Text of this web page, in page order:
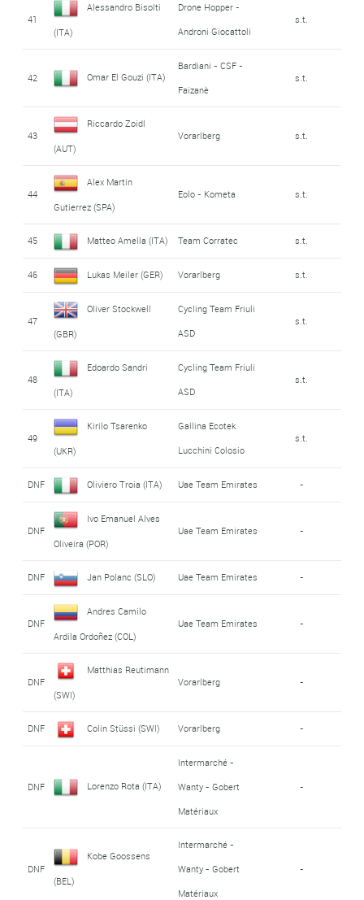
41
Alessandro Bisolti
(ITA)
Drone Hopper -
Androni Giocattoli
s.t.
42 Omar El Gouzi (ITA)
Bardiani - CSF -
Faizanè
s.t.
43
Riccardo Zoidl
(AUT)
Vorarlberg s.t.
44
Alex Martin
Gutierrez (SPA)
Eolo - Kometa s.t.
45 Matteo Amella (ITA) Team Corratec s.t.
46 Lukas Meiler (GER) Vorarlberg s.t.
47
Oliver Stockwell
(GBR)
Cycling Team Friuli
ASD
s.t.
48
Edoardo Sandri
(ITA)
Cycling Team Friuli
ASD
s.t.
49
Kirilo Tsarenko
(UKR)
Gallina Ecotek
Lucchini Colosio
s.t.
DNF Oliviero Troia (ITA) Uae Team Emirates -
DNF
Ivo Emanuel Alves
Oliveira (POR)
Uae Team Emirates -
DNF Jan Polanc (SLO) Uae Team Emirates -
DNF
Andres Camilo
Ardila Ordoñez (COL)
Uae Team Emirates -
DNF
Matthias Reutimann
(SWI)
Vorarlberg -
DNF Colin Stüssi (SWI) Vorarlberg -
DNF Lorenzo Rota (ITA)
Intermarché -
Wanty - Gobert
Matériaux
-
DNF
Kobe Goossens
(BEL)
Intermarché -
Wanty - Gobert
Matériaux
-